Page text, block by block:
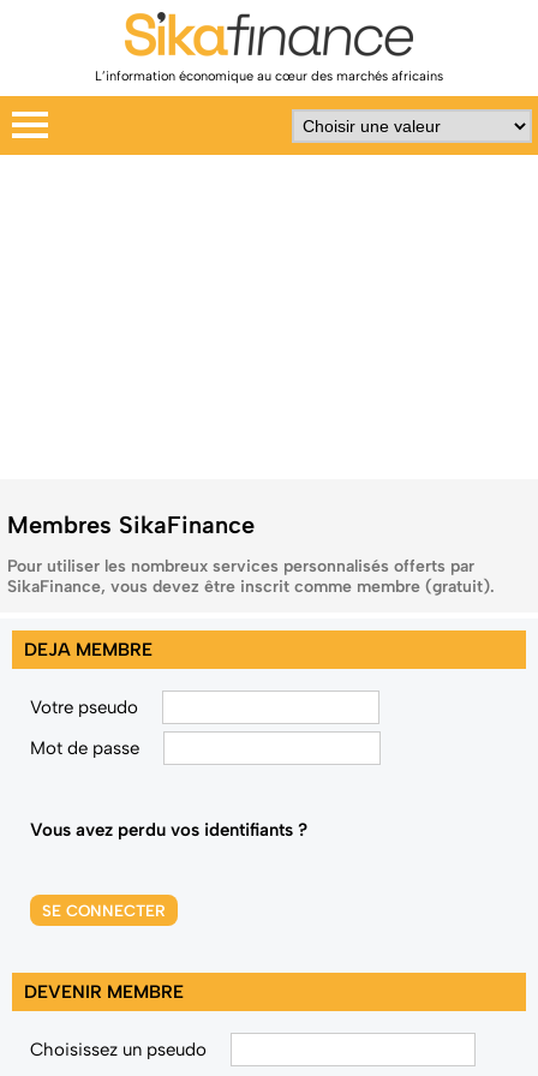
L’information économique au cœur des marchés africains
Membres SikaFinance
Pour utiliser les nombreux services personnalisés offerts par
SikaFinance, vous devez être inscrit comme membre (gratuit).
DEJA MEMBRE
Votre pseudo
Mot de passe
Vous avez perdu vos identifiants ?
SE CONNECTER
DEVENIR MEMBRE
Choisissez un pseudo